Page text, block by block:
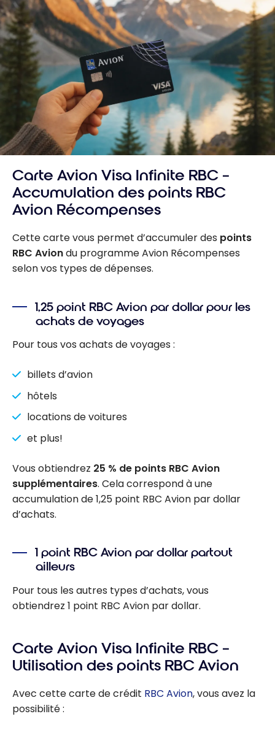
Carte Avion Visa Infinite RBC –
Accumulation des points RBC
Avion Récompenses
Cette carte vous permet d’accumuler des points
RBC Aviondu programme Avion Récompenses
selon vos types de dépenses.
1,25 point RBC Avion par dollar pour les
achats de voyages
Pour tous vos achats de voyages :
billets d’avion
hôtels
locations de voitures
et plus!
Vous obtiendrez 25 % de points RBC Avion
supplémentaires. Cela correspond à une
accumulation de 1,25 point RBC Avion par dollar
d’achats.
1 point RBC Avion par dollar partout
ailleurs
Pour tous les autres types d’achats, vous
obtiendrez 1 point RBC Avion par dollar.
Carte Avion Visa Infinite RBC –
Utilisation des points RBC Avion
Avec cette carte de crédit RBC Avion, vous avez la
possibilité :